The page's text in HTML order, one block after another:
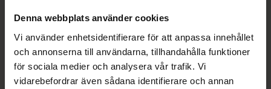
Denna webbplats använder cookies
Vi använder enhetsidentifierare för att anpassa innehållet
och annonserna till användarna, tillhandahålla funktioner
för sociala medier och analysera vår trafik. Vi
vidarebefordrar även sådana identifierare och annan
Aktuella erbjudanden
Beskrivning Dölj